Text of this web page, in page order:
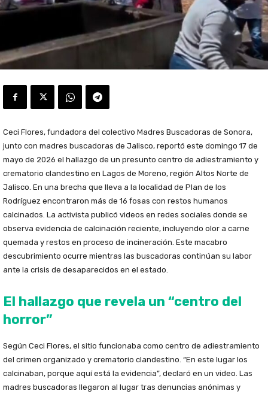
Ceci Flores, fundadora del colectivo Madres Buscadoras de Sonora,
junto con madres buscadoras de Jalisco, reportó este domingo 17 de
mayo de 2026 el hallazgo de un presunto centro de adiestramiento y
crematorio clandestino en Lagos de Moreno, región Altos Norte de
Jalisco. En una brecha que lleva a la localidad de Plan de los
Rodríguez encontraron más de 16 fosas con restos humanos
calcinados. La activista publicó videos en redes sociales donde se
observa evidencia de calcinación reciente, incluyendo olor a carne
quemada y restos en proceso de incineración. Este macabro
descubrimiento ocurre mientras las buscadoras continúan su labor
ante la crisis de desaparecidos en el estado.
El hallazgo que revela un “centro del
horror”
Según Ceci Flores, el sitio funcionaba como centro de adiestramiento
del crimen organizado y crematorio clandestino. “En este lugar los
calcinaban, porque aquí está la evidencia”, declaró en un video. Las
madres buscadoras llegaron al lugar tras denuncias anónimas y